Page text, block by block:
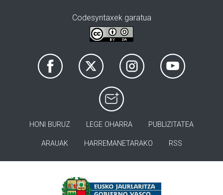
Codesyntaxek garatua
HONI BURUZ LEGE OHARRA PUBLIZITATEA
ARAUAK HARREMANETARAKO RSS